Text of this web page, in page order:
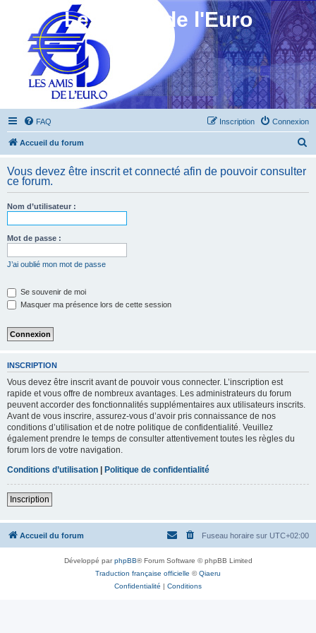
Les Amis de l'Euro
FAQ Connexion
Inscription
Accueil du forum
h
Vous devez être inscrit et connecté afin de pouvoir consulter
ce forum.
Nom d’utilisateur :
Mot de passe :
J’ai oublié mon mot de passe
Se souvenir de moi
Masquer ma présence lors de cette session
INSCRIPTION
Vous devez être inscrit avant de pouvoir vous connecter. L’inscription est
rapide et vous offre de nombreux avantages. Les administrateurs du forum
peuvent accorder des fonctionnalités supplémentaires aux utilisateurs inscrits.
Avant de vous inscrire, assurez-vous d’avoir pris connaissance de nos
conditions d’utilisation et de notre politique de confidentialité. Veuillez
également prendre le temps de consulter attentivement toutes les règles du
forum lors de votre navigation.
Conditions d’utilisation | Politique de confidentialité
Inscription
Accueil du forum Fuseau horaire sur UTC+02:00
Développé parphpBB® Forum Software © phpBB Limited
Traduction française officielle ©Qiaeru
Confidentialité | Conditions